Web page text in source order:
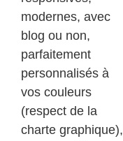
modernes, avec
blog ou non,
parfaitement
personnalisés à
vos couleurs
(respect de la
charte graphique),